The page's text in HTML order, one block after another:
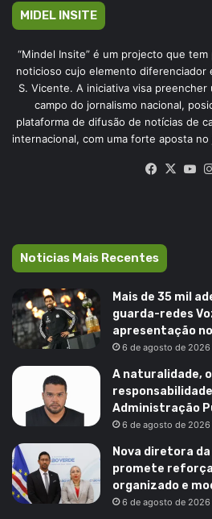
MIDEL INSITE
“Mindel Insite” é um projecto que
noticioso cujo elemento diferenciador
S. Vicente. A iniciativa visa preencher
campo do jornalismo nacional,
plataforma de difusão de notícias de
internacional, com uma forte aposta
X
Noticias Mais Recentes
Mais de 35 mil
guarda-redes
apresentação
6 de agosto de 2026
A naturalidade,
Administração
6 de agosto de 2026
Nova diretora
promete
organizado e
6 de agosto de 2026